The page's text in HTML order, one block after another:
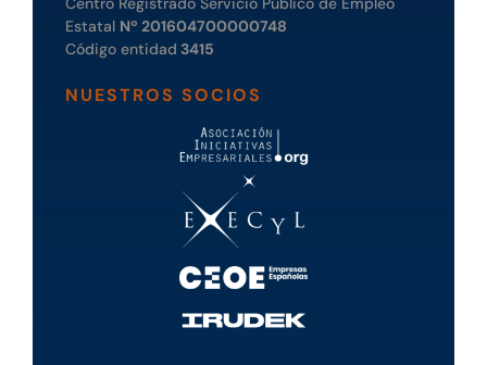
Estatal Nº 201604700000748
Código entidad 3415
NUESTROS SOCIOS